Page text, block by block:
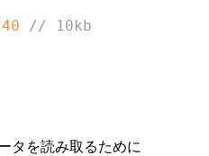
// 10kb
タを読み取るために